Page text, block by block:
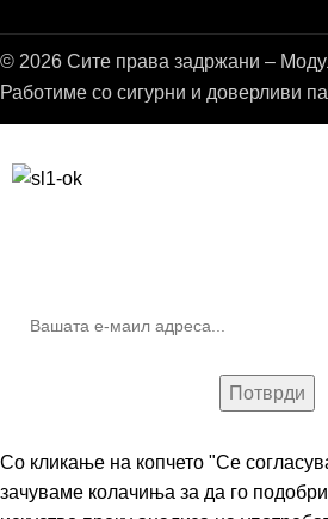
© 2026 Сите права задржани –
Работиме со сигурни и доверливи
Со кликање на копчето "Се
зачуваме колачиња за да го